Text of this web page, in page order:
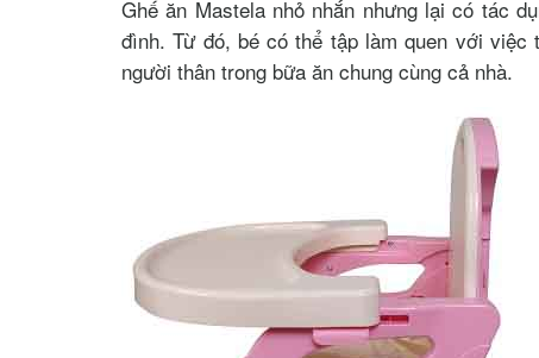
Ghế ăn Mastela nhỏ nhắn nhưng lại có tác
đình. Từ đó, bé có thể tập làm quen với
người thân trong bữa ăn chung cùng cả nhà.